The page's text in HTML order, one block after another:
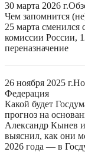
30 марта 2026 г.
Чем запомнится
25 марта сменился
комиссии России,
переназначение
26 ноября 2025 г.
Федерация
Какой будет
прогноз на
Александр Кынев
выяснил, как они
2026 года — в